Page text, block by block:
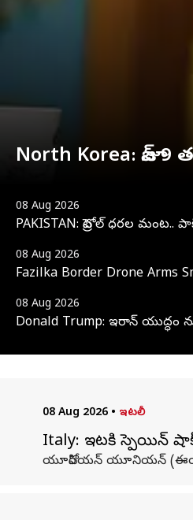
North Korea:
08 Aug 2026
PAKISTAN: పెట్రోల్ ధరల
08 Aug 2026
Fazilka Border Drone Arms
08 Aug 2026
Donald Trump: ఇరాన్‌
08 Aug 2026 • ఇటలీ
Italy: ఇటలీకి స్పెయిన్
యూరోపియన్‌ యూనియన్‌